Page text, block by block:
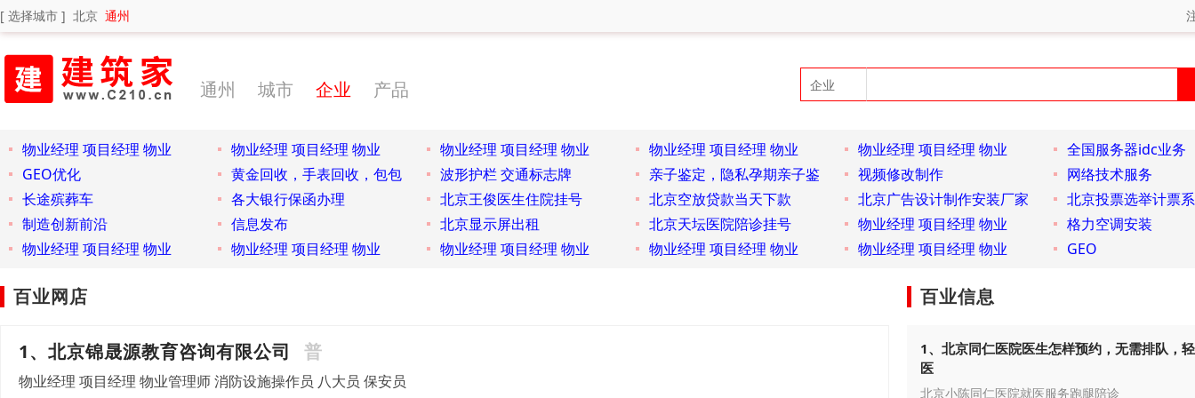
[ 选择城市 ] 北京 通州
通州 城市 企业 产品
物业经理 项目经理 物业 物业经理 项目经理 物业 物业经理 项目经理 物业 物业经理 项目经理 物业 物业经理 项目经理 物业
全国服务器idc业务
GEO优化
黄金回收，手表回收，包包 波形护栏 交通标志牌 亲子鉴定，隐私孕期亲子鉴 视频修改制作
网络技术服务
长途殡葬车
各大银行保函办理 北京王俊医生住院挂号 北京空放贷款当天下款 北京广告设计制作安装厂家
北京投票选举计票
制造创新前沿
信息发布 北京显示屏出租 北京天坛医院陪诊挂号 物业经理 项目经理 物业
格力空调安装
物业经理 项目经理 物业
物业经理 项目经理 物业 物业经理 项目经理 物业 物业经理 项目经理 物业 物业经理 项目经理 物业 GEO
百业网店
1、北京锦晟源教育咨询有限公司 普
物业经理 项目经理 物业管理师 消防设施操作员 八大员 保安员
百业信息
1、北京同仁医院医生怎样预约，无需排队，
医
北京小陈同仁医院就医服务跑腿陪诊